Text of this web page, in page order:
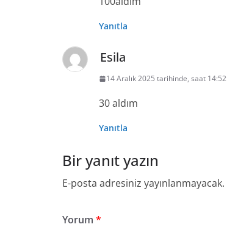
Yanıtla
Esila
14 Aralık 2025 tarihinde, saat 14:52
30 aldım
Yanıtla
Bir yanıt yazın
E-posta adresiniz yayınlanmayacak.
Yorum *